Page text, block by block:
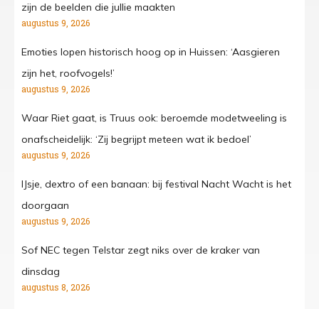
zijn de beelden die jullie maakten
augustus 9, 2026
Emoties lopen historisch hoog op in Huissen: ‘Aasgieren
zijn het, roofvogels!’
augustus 9, 2026
Waar Riet gaat, is Truus ook: beroemde modetweeling is
onafscheidelijk: ‘Zij begrijpt meteen wat ik bedoel’
augustus 9, 2026
IJsje, dextro of een banaan: bij festival Nacht Wacht is het
doorgaan
augustus 9, 2026
Sof NEC tegen Telstar zegt niks over de kraker van
dinsdag
augustus 8, 2026